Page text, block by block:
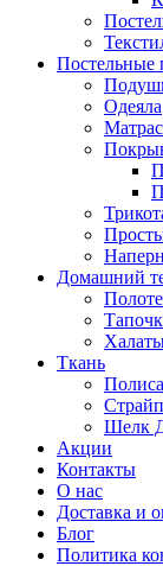
Постельные
Одеяла
Домашний
Ткань
Шелк
Акции
Контакты
О нас
Доставка и
Блог
Политика